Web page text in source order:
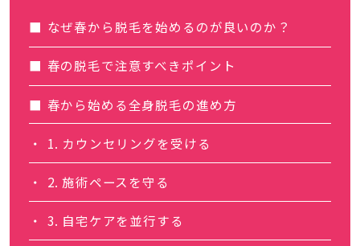
なぜ春から脱毛を始めるのが良いのか？
春の脱毛で注意すべきポイント
春から始める全身脱毛の進め方
1. カウンセリングを受ける
2. 施術ペースを守る
3. 自宅ケアを並行する